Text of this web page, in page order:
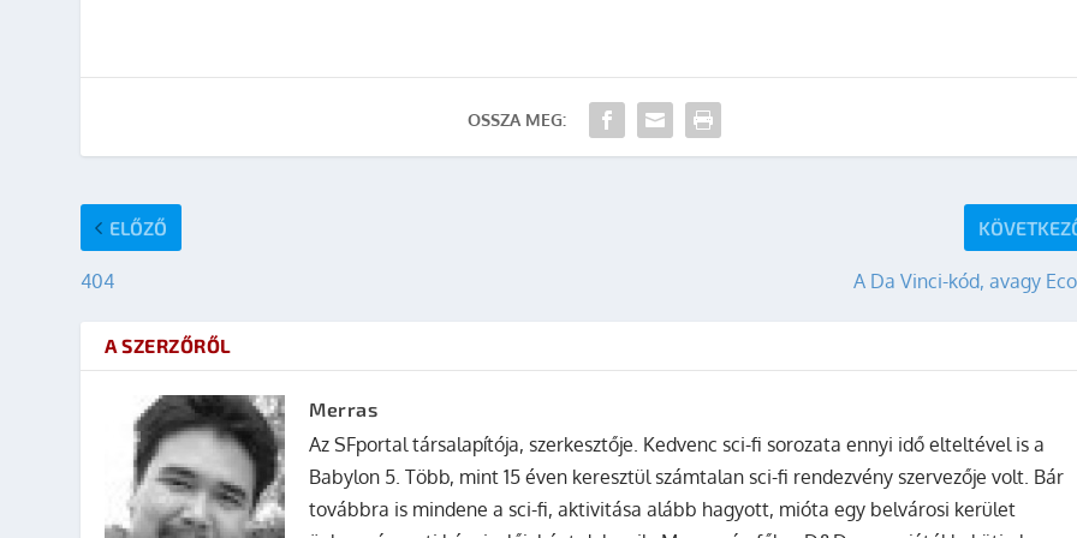
OSSZA MEG:
ELŐZŐ
404 A Da Vinci-kód, avagy
A SZERZŐRŐL
Merras
Az SFportal társalapítója, szerkesztője. Kedvenc sci-fi sorozata ennyi idő elteltével is a
Babylon 5. Több, mint 15 éven keresztül számtalan sci-fi rendezvény szervezője volt. Bár
továbbra is mindene a sci-fi, aktivitása alább hagyott, mióta egy belvárosi kerület